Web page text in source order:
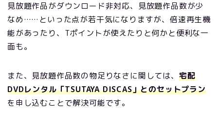
見放題作品がダウンロード非対応、見放題作品数が少
なめ……といった点が若干気になりますが、倍速再生機
能があったり、Tポイントが使えたりと何かと便利な一
面も。
また、見放題作品数の物足りなさに関しては、 宅配
DVDレンタル「TSUTAYA DISCAS」とのセットプラン
を申し込むことで解決可能です。